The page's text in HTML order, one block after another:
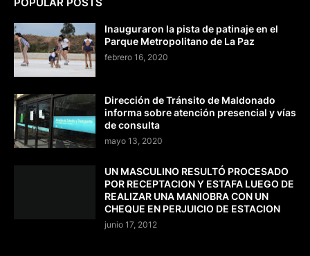
Inauguraron la pista de patinaje en el
Parque Metropolitano de La Paz
febrero 16, 2020
Dirección de Tránsito de Maldonado
informa sobre atención presencial y vías
de consulta
mayo 13, 2020
UN MASCULINO RESULTÓ PROCESADO
POR RECEPTACION Y ESTAFA LUEGO DE
REALIZAR UNA MANIOBRA CON UN
CHEQUE EN PERJUICIO DE ESTACION
junio 17, 2012